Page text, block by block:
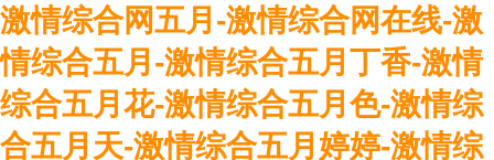
激情综合网五月-激情综合网在线-激
情综合五月-激情综合五月丁香-激情
综合五月花-激情综合五月色-激情综
合五月天-激情综合五月婷婷-激情综